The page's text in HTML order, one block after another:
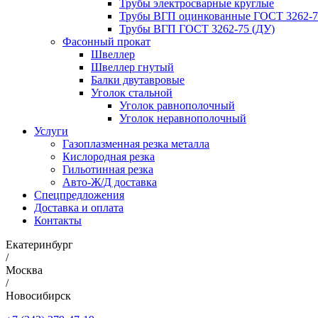
Трубы электросварные круглые
Трубы ВГП оцинкованные ГОСТ 3262-
Трубы ВГП ГОСТ 3262-75 (ДУ)
Фасонный прокат
Швеллер
Швеллер гнутый
Балки двутавровые
Уголок стальной
Уголок равнополочный
Уголок неравнополочный
Услуги
Газоплазменная резка металла
Кислородная резка
Гильотинная резка
Авто-Ж/Д доставка
Спецпредложения
Доставка и оплата
Контакты
Екатеринбург
/
Москва
/
Новосибирск